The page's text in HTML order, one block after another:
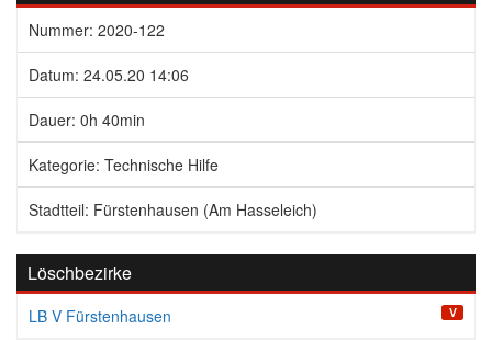
Nummer: 2020-122
Datum: 24.05.20 14:06
Dauer: 0h 40min
Kategorie: Technische Hilfe
Stadtteil: Fürstenhausen (Am Hasseleich)
Löschbezirke
LB V Fürstenhausen V